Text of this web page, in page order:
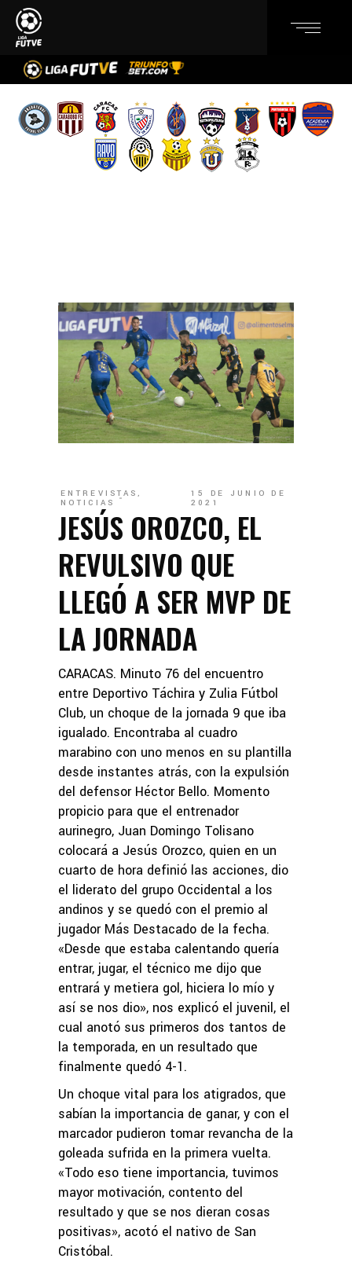
ENTREVISTAS,
NOTICIAS
15 DE JUNIO DE
2021
JESÚS OROZCO, EL
REVULSIVO QUE
LLEGÓ A SER MVP DE
LA JORNADA
CARACAS. Minuto 76 del encuentro
entre Deportivo Táchira y Zulia Fútbol
Club, un choque de la jornada 9 que iba
igualado. Encontraba al cuadro
marabino con uno menos en su plantilla
desde instantes atrás, con la expulsión
del defensor Héctor Bello. Momento
propicio para que el entrenador
aurinegro, Juan Domingo Tolisano
colocará a Jesús Orozco, quien en un
cuarto de hora definió las acciones, dio
el liderato del grupo Occidental a los
andinos y se quedó con el premio al
jugador Más Destacado de la fecha.
«Desde que estaba calentando quería
entrar, jugar, el técnico me dijo que
entrará y metiera gol, hiciera lo mío y
así se nos dio», nos explicó el juvenil, el
cual anotó sus primeros dos tantos de
la temporada, en un resultado que
finalmente quedó 4-1.
Un choque vital para los atigrados, que
sabían la importancia de ganar, y con el
marcador pudieron tomar revancha de la
goleada sufrida en la primera vuelta.
«Todo eso tiene importancia, tuvimos
mayor motivación, contento del
resultado y que se nos dieran cosas
positivas», acotó el nativo de San
Cristóbal.